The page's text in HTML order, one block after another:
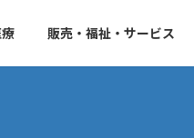
販売・福祉・サービス